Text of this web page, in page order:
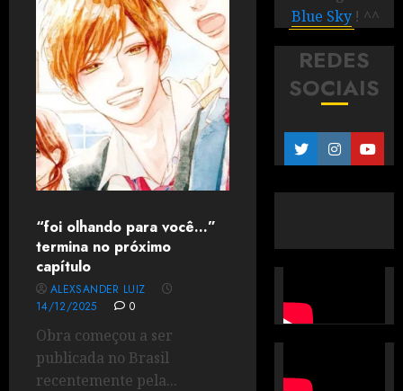
“foi olhando para você…”
termina no próximo
capítulo
ALEXSANDER LUIZ
14/12/2025
0
Obra começou a ser
publicada no Brasil
recentemente pela...
Blue Sky ! ^^
REDES
SOCIAIS